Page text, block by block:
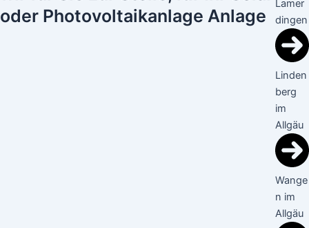
oder Photovoltaikanlage Anlage
Lamer
dingen
Linden
berg
im
Allgäu
Wange
n im
Allgäu